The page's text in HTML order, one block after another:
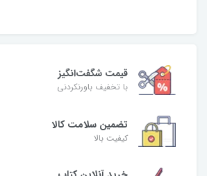
قیمت شگفت‌انگیز
با تخفیف باورنکردنی
تضمین سلامت کالا
کیفیت بالا